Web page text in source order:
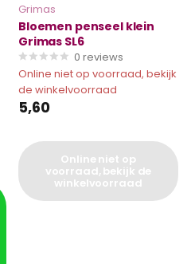
Grimas
Bloemen penseel klein
Grimas SL6
0 reviews
Online niet op voorraad, bekijk
de winkelvoorraad
5,60
Online niet op
voorraad, bekijk de
winkelvoorraad